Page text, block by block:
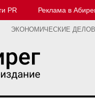
PR Реклама в
ЭКОНОМИЧЕСКИЕ